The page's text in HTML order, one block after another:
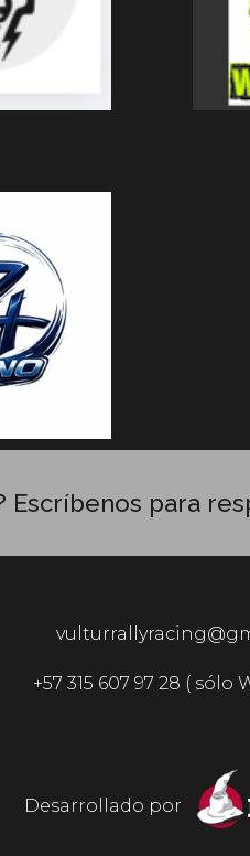
Escríbenos para
+57 315 607 97 28 ( sólo
Desarrollado por